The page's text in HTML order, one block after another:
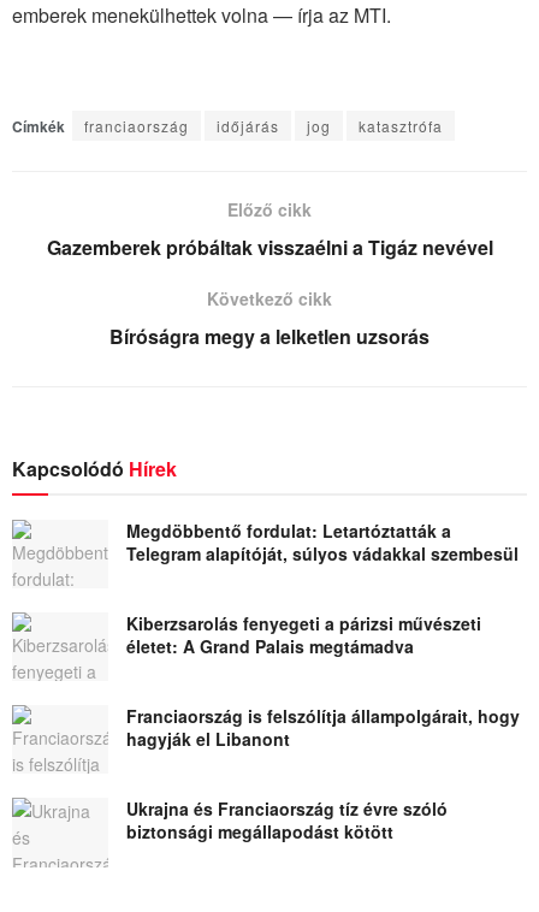
emberek menekülhettek volna — írja az MTI.
Címkék franciaország időjárás jog katasztrófa
Előző cikk
Gazemberek próbáltak visszaélni a Tigáz nevével
Következő cikk
Bíróságra megy a lelketlen uzsorás
Kapcsolódó Hírek
Megdöbbentő fordulat: Letartóztatták a
Telegram alapítóját, súlyos vádakkal szembesül
Kiberzsarolás fenyegeti a párizsi művészeti
életet: A Grand Palais megtámadva
Franciaország is felszólítja állampolgárait, hogy
hagyják el Libanont
Ukrajna és Franciaország tíz évre szóló
biztonsági megállapodást kötött